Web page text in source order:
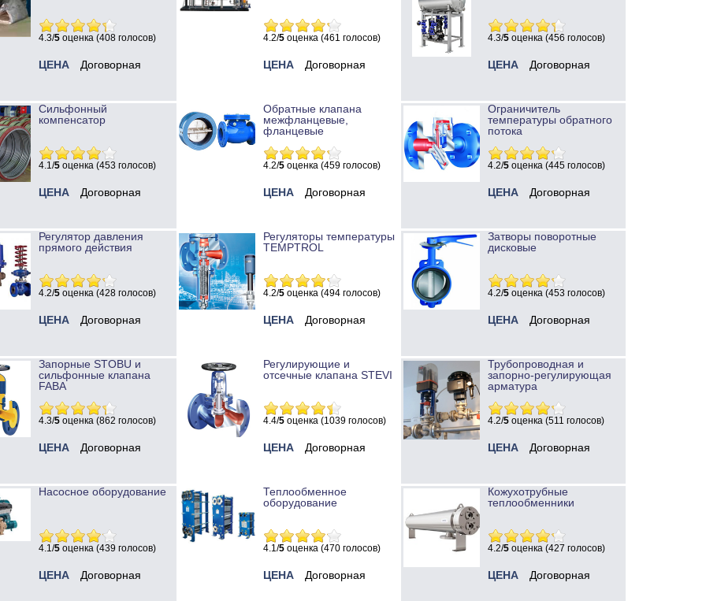
4.3/5 оценка (408 голосов)
ЦЕНА Договорная
4.2/5 оценка (461 голосов)
ЦЕНА Договорная
4.3/5 оценка (456 голосов)
ЦЕНА Договорная
Сильфонный
компенсатор
4.1/5 оценка (453 голосов)
ЦЕНА Договорная
Обратные клапана
межфланцевые,
фланцевые
4.2/5 оценка (459 голосов)
ЦЕНА Договорная
Ограничитель
температуры обратного
потока
4.2/5 оценка (445 голосов)
ЦЕНА Договорная
Регулятор давления
прямого действия
4.2/5 оценка (428 голосов)
ЦЕНА Договорная
Регуляторы температуры
TEMPTROL
4.2/5 оценка (494 голосов)
ЦЕНА Договорная
Затворы поворотные
дисковые
4.2/5 оценка (453 голосов)
ЦЕНА Договорная
Запорные STOBU и
сильфонные клапана
FABA
4.3/5 оценка (862 голосов)
ЦЕНА Договорная
Регулирующие и
отсечные клапана STEVI
4.4/5 оценка (1039 голосов)
ЦЕНА Договорная
Трубопроводная и
запорно-регулирующая
арматура
4.2/5 оценка (511 голосов)
ЦЕНА Договорная
Насосное оборудование
4.1/5 оценка (439 голосов)
ЦЕНА Договорная
Теплообменное
оборудование
4.1/5 оценка (470 голосов)
ЦЕНА Договорная
Кожухотрубные
теплообменники
4.2/5 оценка (427 голосов)
ЦЕНА Договорная